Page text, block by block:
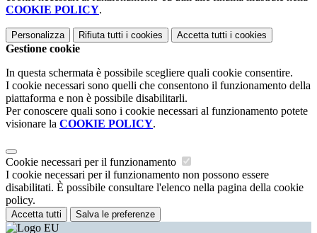
COOKIE POLICY.
Personalizza Rifiuta tutti i cookies Accetta tutti i cookies
Gestione cookie
In questa schermata è possibile scegliere quali cookie consentire.
I cookie necessari sono quelli che consentono il funzionamento della
piattaforma e non è possibile disabilitarli.
Per conoscere quali sono i cookie necessari al funzionamento potete
visionare la COOKIE POLICY.
Cookie necessari per il funzionamento
I cookie necessari per il funzionamento non possono essere
disabilitati. È possibile consultare l'elenco nella pagina della cookie
policy.
Accetta tutti Salva le preferenze